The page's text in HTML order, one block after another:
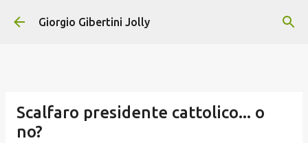
Passa ai contenuti principali
Giorgio Gibertini Jolly
Scalfaro presidente cattolico... o
no?